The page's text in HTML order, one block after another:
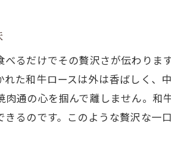
焼肉の真髄を知る神田
奥深い和牛ロースの世
和牛ロースの隠れた魅力
るだけでその贅沢さが伝わり
た和牛ロースは外は香ばしく
通の心を掴んで離しません。
るのです。このような贅沢な一